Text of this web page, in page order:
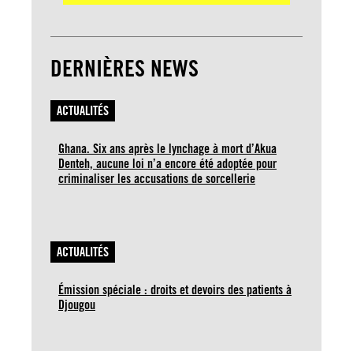
DERNIÈRES NEWS
ACTUALITÉS
Ghana. Six ans après le lynchage à mort d’Akua
Denteh, aucune loi n’a encore été adoptée pour
criminaliser les accusations de sorcellerie
ACTUALITÉS
Émission spéciale : droits et devoirs des patients à
Djougou